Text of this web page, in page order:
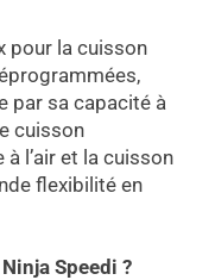
pour la cuisson
par sa capacité à
cuisson
l’air et la cuisson
flexibilité en
Speedi ?